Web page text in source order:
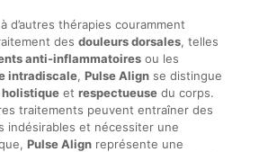
d’autres thérapies couramment
des douleurs dorsales, telles
anti-inflammatoiresou les
intradiscale, Pulse Alignse distingue
et respectueusedu corps.
traitements peuvent entraîner des
indésirables et nécessiter une
Pulse Alignreprésente une